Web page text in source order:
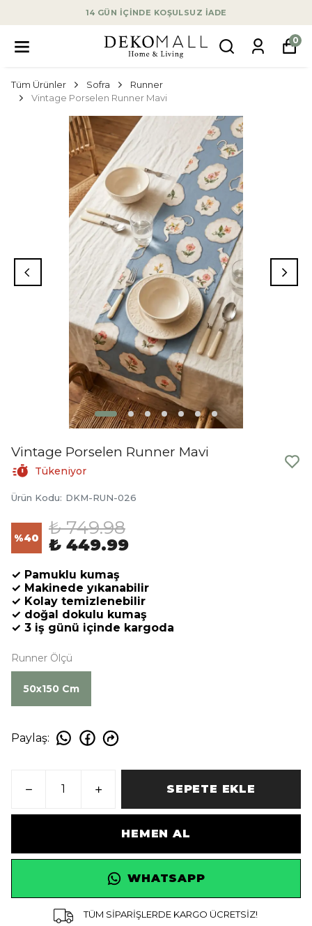
14 GÜN İÇİNDE KOŞULSUZ İADE
0
Tüm Ürünler Sofra
Runner
Vintage Porselen Runner Mavi
Vintage Porselen Runner Mavi
Tükeniyor
Ürün Kodu: DKM-RUN-026
%40 ₺ 749.98
₺ 449.99
✓ Pamuklu kumaş
✓ Makinede yıkanabilir
✓ Kolay temizlenebilir
✓ doğal dokulu kumaş
✓ 3 iş günü içinde kargoda
Runner Ölçü
50x150 Cm
Paylaş:
SEPETE EKLE
HEMEN AL
WHATSAPP
TÜM SİPARİŞLERDE KARGO ÜCRETSİZ!